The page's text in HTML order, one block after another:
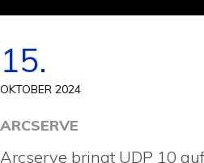
15.
OKTOBER 2024
ARCSERVE
Arcserve bringt UDP 10